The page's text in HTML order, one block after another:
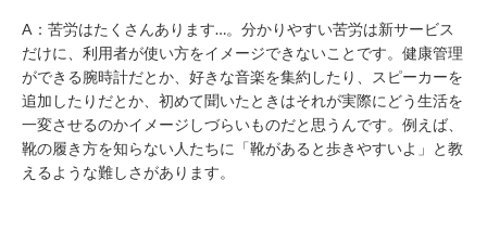
A：苦労はたくさんあります…。分かりやすい苦労は新サービス
だけに、利用者が使い方をイメージできないことです。健康管理
ができる腕時計だとか、好きな音楽を集約したり、スピーカーを
追加したりだとか、初めて聞いたときはそれが実際にどう生活を
一変させるのかイメージしづらいものだと思うんです。例えば、
靴の履き方を知らない人たちに「靴があると歩きやすいよ」と教
えるような難しさがあります。
～
21：
00
CONTACT
利
用